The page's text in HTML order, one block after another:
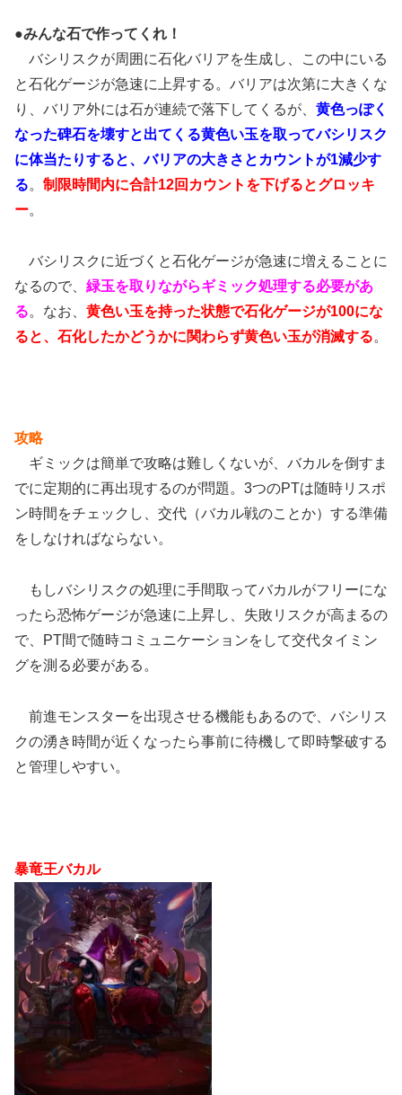
●みんな石で作ってくれ！
バシリスクが周囲に石化バリアを生成し、この中にいる
と石化ゲージが急速に上昇する。バリアは次第に大きくな
り、バリア外には石が連続で落下してくるが、 黄色っぽく
なった碑石を壊すと出てくる黄色い玉を取ってバシリスク
に体当たりすると、バリアの大きさとカウントが1減少す
る。 制限時間内に合計12回カウントを下げるとグロッキ
ー。
バシリスクに近づくと石化ゲージが急速に増えることに
なるので、 緑玉を取りながらギミック処理する必要があ
る。なお、 黄色い玉を持った状態で石化ゲージが100にな
ると、石化したかどうかに関わらず黄色い玉が消滅する。
攻略
ギミックは簡単で攻略は難しくないが、バカルを倒すま
でに定期的に再出現するのが問題。3つのPTは随時リスポ
ン時間をチェックし、交代（バカル戦のことか）する準備
をしなければならない。
もしバシリスクの処理に手間取ってバカルがフリーにな
ったら恐怖ゲージが急速に上昇し、失敗リスクが高まるの
で、PT間で随時コミュニケーションをして交代タイミン
グを測る必要がある。
前進モンスターを出現させる機能もあるので、バシリス
クの湧き時間が近くなったら事前に待機して即時撃破する
と管理しやすい。
暴竜王バカル